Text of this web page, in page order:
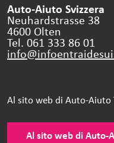
Auto-Aiuto Svizzera
Neuhardstrasse 38
4600 Olten
Tel. 061 333 86 01
Al sito web di Auto-Aiuto
Al sito web di Auto-